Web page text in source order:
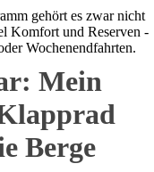
gehört es zwar nicht
Komfort und Reserven -
Wochenendfahrten.
Mein
Berge